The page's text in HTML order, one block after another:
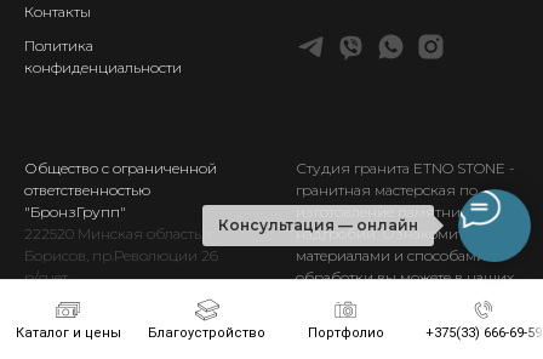
Каталог и цены Благоустройство Портфолио +375(33) 666-69-59
Консультация — онлайн
Контакты
Политика
конфиденциальности
Общество с ограниченной
ответственностью
"БронзГрупп"
222520 Минская область, г.
Борисов, пр.Революции 26
р/счет
96BLBB30120693256617001001
в отд. №933
«Белинвестбанк»
г.Борисова,
Студия гранита ETNO STONE -
гранитная мастерская по
изготовление памятников и
надгробий. Ознакомиться с
материалами и способами
обработки вы можете в наших
выставочных залах в Борисове.